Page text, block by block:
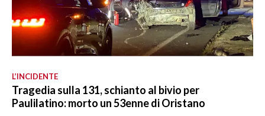
L’INCIDENTE
Tragedia sulla 131, schianto al bivio per
Paulilatino: morto un 53enne di Oristano